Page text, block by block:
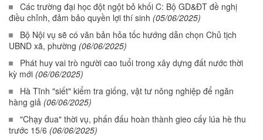
Các trường đại học đột ngột bỏ khối C: Bộ GD&ĐT đề nghị
điều chỉnh, đảm bảo quyền lợi thí sinh (05/06/2025)
Bộ Nội vụ sẽ có văn bản hỏa tốc hướng dẫn chọn Chủ tịch
UBND xã, phường (06/06/2025)
Phát huy vai trò người cao tuổi trong xây dựng đất nước thời
kỳ mới (06/06/2025)
Hà Tĩnh "siết" kiểm tra giống, vật tư nông nghiệp để ngăn
hàng giả (06/06/2025)
"Chạy đua" thời vụ, phấn đấu hoàn thành gieo cấy lúa hè thu
trước 15/6 (06/06/2025)